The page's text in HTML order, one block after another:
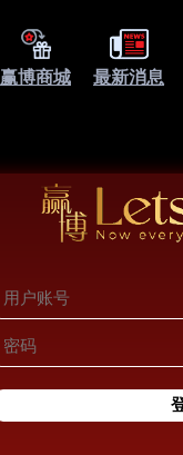
赢博商城 最新消息